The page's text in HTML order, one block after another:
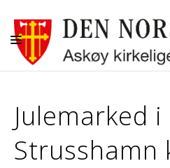
KALENDER
BEGRAVELSE
Julemarked i
Strusshamn